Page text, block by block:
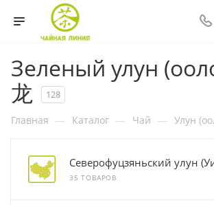
Зеленый улун
龙
128
Главная — Каталог — Чай — Улун
Северофуцзяньский улун
35 ТОВАРОВ